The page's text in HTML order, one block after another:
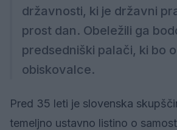
državnosti, ki je državni
prost dan. Obeležili ga
predsedniški palači, ki bo
obiskovalce.
Pred 35 leti je slovenska
temeljno ustavno listino o